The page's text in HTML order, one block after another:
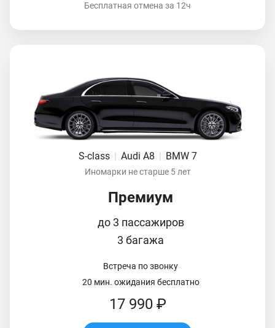
Бесплатная отмена за 12ч
S-class | Audi A8 | BMW 7
Иномарки не старше 5 лет
Премиум
до 3 пассажиров
3 багажа
Встреча по звонку
20 мин. ожидания бесплатно
17 990 ₽